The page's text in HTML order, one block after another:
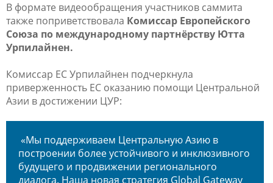
В формате видеообращения участников саммита
также поприветствовала Комиссар Европейского
Союза по международному партнёрству Ютта
Урпилайнен.
Комиссар ЕС Урпилайнен подчеркнула
приверженность ЕС оказанию помощи Центральной
Азии в достижении ЦУР:
«Мы поддерживаем Центральную Азию в
построении более устойчивого и инклюзивного
будущего и продвижении регионального
диалога. Наша новая стратегия Global Gateway